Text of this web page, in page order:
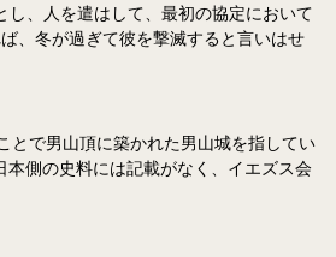
、人を遣はして、最初の協定において
、冬が過ぎて彼を撃滅すると言いはせ
で男山頂に築かれた男山城を指してい
側の史料には記載がなく、イエズス会